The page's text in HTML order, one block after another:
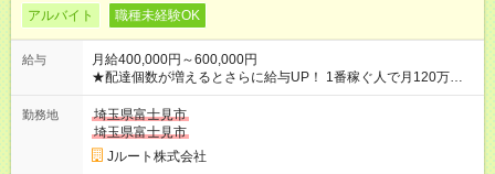
アルバイト 職種未経験OK
給与
月給400,000円～600,000円
★配達個数が増えるとさらに給与UP！ 1番稼ぐ人で月120万ほ
ど！ ・主要都市エリア 月収55万円／週5日稼働 月収65万~112
万円／週6日稼働 ・地方郊外エリア 月収40万円／週5日稼働 月
収40万円~50万円／週6日稼働 ＜モデルイメージ＞ ■月収50万
円 (27歳男性/江東区在住)※元建築関係 1日150個配達×25日勤務
(日休み) ■月収80万円(43歳男性/墨田区在住)※元営業 1日200個
勤務地
埼玉県富士見市
埼玉県富士見市
Jルート株式会社